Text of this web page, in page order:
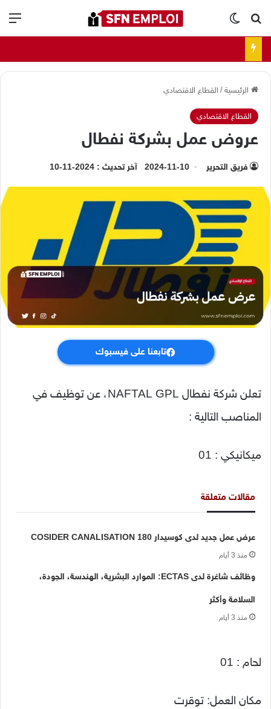
بحث عنالوضع المظلم
الرئيسية/ القطاع الاقتصادي
القطاع الاقتصادي
عروض عمل بشركة نفطال
فريق التحرير 2024-11-10 آخر تحديث : 2024-11-10
تابعنا على فيسبوك
تعلن شركة نفطال NAFTAL GPL، عن توظيف في
المناصب التالية :
ميكانيكي : 01
مقالات متعلقة
عرض عمل جديد لدى كوسيدار COSIDER CANALISATION 180
منذ 3 أيام
وظائف شاغرة لدى ECTAS: الموارد البشرية، الهندسة، الجودة،
السلامة وأكثر
منذ 3 أيام
لحام : 01
مكان العمل: توقرت